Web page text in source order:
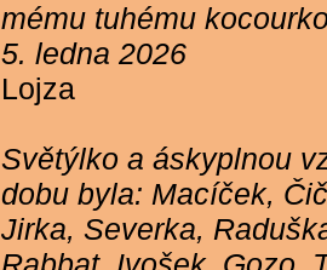
mému tuhému
5. ledna 2026
Lojza
Světýlko a áskyplnou
dobu byla: Macíček,
Jirka, Severka,